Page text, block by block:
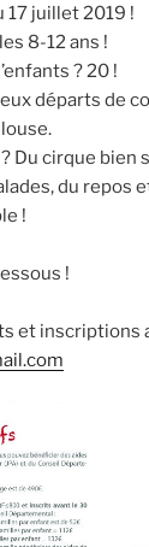
17 juillet 2019 !
8-12 ans !
? 20 !
départs de
Du cirque bien
du repos
!
!
et inscriptions